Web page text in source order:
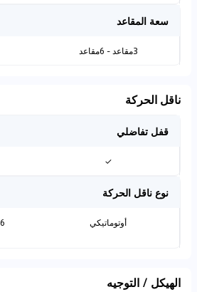
سعة المقاعد
3مقاعد - 6مقاعد
ناقل الحركة
قفل تفاضلي
✓
نوع ناقل الحركة
أوتوماتيكي
الهيكل / التوجيه